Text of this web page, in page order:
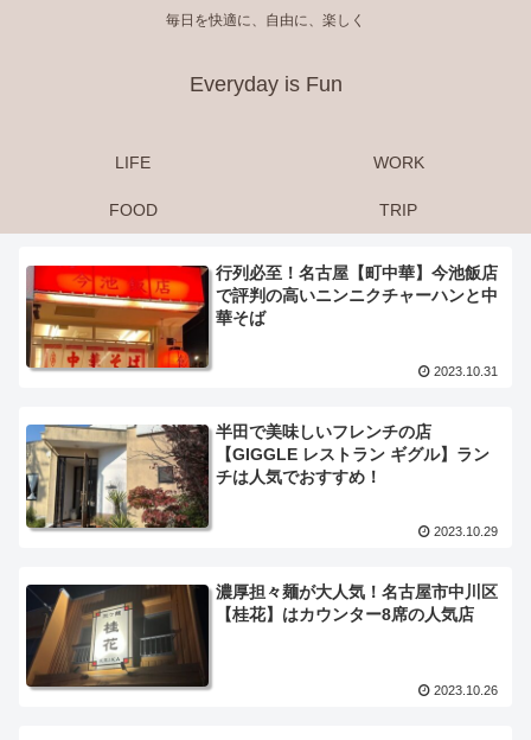
毎日を快適に、自由に、楽しく
Everyday is Fun
LIFE WORK
FOOD TRIP
行列必至！名古屋【町中華】今池飯店
で評判の高いニンニクチャーハンと中
華そば
2023.10.31
半田で美味しいフレンチの店
【GIGGLE レストラン ギグル】ラン
チは人気でおすすめ！
2023.10.29
濃厚担々麺が大人気！名古屋市中川区
【桂花】はカウンター8席の人気店
2023.10.26